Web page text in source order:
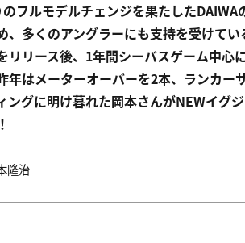
フルモデルチェンジを果たした
、多くのアングラーにも支持を受けて
リリース後、1年間シーバスゲーム中心
年はメーターオーバーを2本、ランカ
ングに明け暮れた岡本さんがNEWイグ
隆治